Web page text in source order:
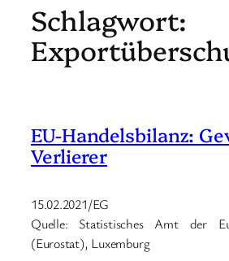
Schlagwort:
EU-Handelsbilanz:
Verlierer
15.02.2021/EG
Quelle: Statistisches Amt der
(Eurostat), Luxemburg